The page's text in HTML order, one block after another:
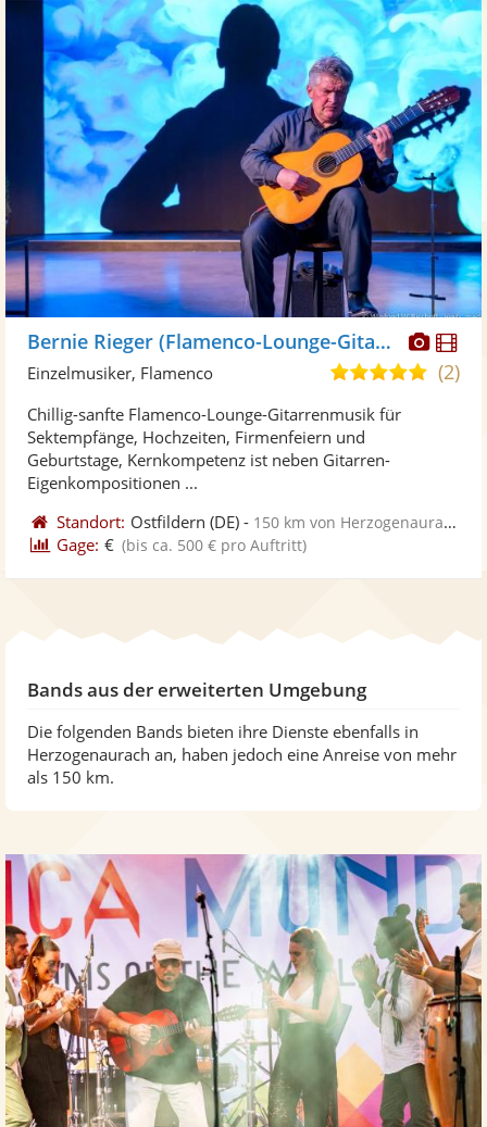
Bernie Rieger (Flamenco-Lounge-Gitarre)
5,0(2)
Einzelmusiker, Flamenco
Chillig-sanfte Flamenco-Lounge-Gitarrenmusik für
Sektempfänge, Hochzeiten, Firmenfeiern und
Geburtstage, Kernkompetenz ist neben Gitarren-
Eigenkompositionen ...
Standort: Ostfildern (DE) - 150 km von Herzogenaurach
Gage: € (bis ca. 500 € pro Auftritt)
Bands aus der erweiterten Umgebung
Die folgenden Bands bieten ihre Dienste ebenfalls in
Herzogenaurach an, haben jedoch eine Anreise von mehr
als 150 km.